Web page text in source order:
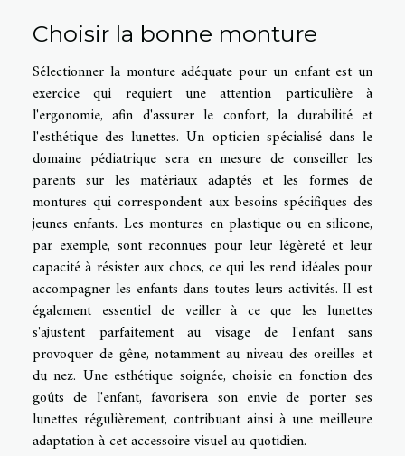
Choisir la bonne monture
Sélectionner la monture adéquate pour un enfant est un
exercice qui requiert une attention particulière à
l'ergonomie, afin d'assurer le confort, la durabilité et
l'esthétique des lunettes. Un opticien spécialisé dans le
domaine pédiatrique sera en mesure de conseiller les
parents sur les matériaux adaptés et les formes de
montures qui correspondent aux besoins spécifiques des
jeunes enfants. Les montures en plastique ou en silicone,
par exemple, sont reconnues pour leur légèreté et leur
capacité à résister aux chocs, ce qui les rend idéales pour
accompagner les enfants dans toutes leurs activités. Il est
également essentiel de veiller à ce que les lunettes
s'ajustent parfaitement au visage de l'enfant sans
provoquer de gêne, notamment au niveau des oreilles et
du nez. Une esthétique soignée, choisie en fonction des
goûts de l'enfant, favorisera son envie de porter ses
lunettes régulièrement, contribuant ainsi à une meilleure
adaptation à cet accessoire visuel au quotidien.